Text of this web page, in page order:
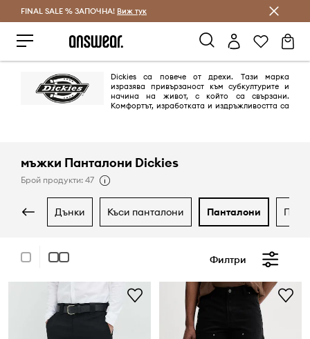
Спестявай с Answear Club
FINAL SALE % ЗАПОЧНА! Виж тук
Dickies са повече от дрехи. Тaзи марка
изразява привързаност към субкултурите и
начина на живот, с който са свързани.
Комфортът, изработката и издръжливостта са
мъжки Панталони Dickies
Брой продукти: 47
дънки къси панталони панталони
Филтри